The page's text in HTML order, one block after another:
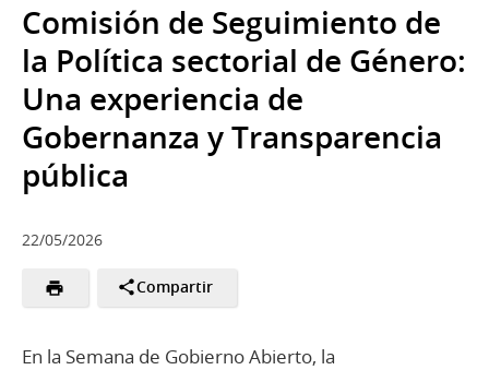
Comisión de Seguimiento de
la Política sectorial de Género:
Una experiencia de
Gobernanza y Transparencia
pública
22/05/2026
Compartir
En la Semana de Gobierno Abierto, la